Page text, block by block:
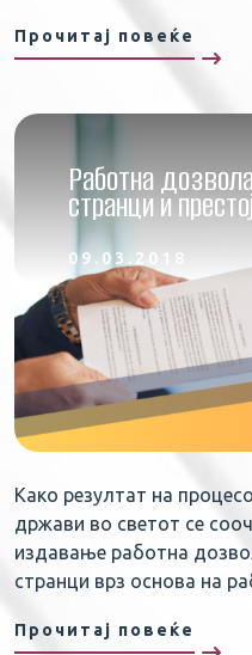
Прочитај повеќе
Работна
странци и
09.03.2018
Како резултат на
држави во светот се
издавање работна
странци врз основа на
Прочитај повеќе